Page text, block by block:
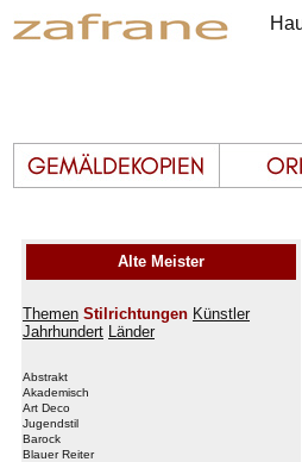
Alte Meister
Themen Stilrichtungen Künstler
Jahrhundert Länder
Abstrakt
Akademisch
Art Deco
Jugendstil
Barock
Blauer Reiter